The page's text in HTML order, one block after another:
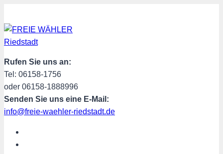
Inhalt
springen
Rufen Sie uns an:
Tel: 06158-1756
oder 06158-1888996
Senden Sie uns eine E-Mail:
info@freie-waehler-riedstadt.de